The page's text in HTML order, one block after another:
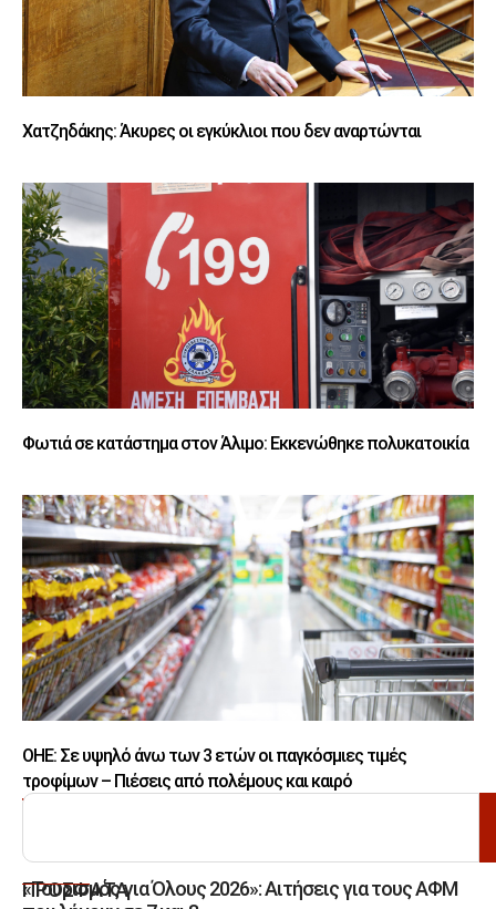
Χατζηδάκης: Άκυρες οι εγκύκλιοι που δεν αναρτώνται
Φωτιά σε κατάστημα στον Άλιμο: Εκκενώθηκε πολυκατοικία
ΟΗΕ: Σε υψηλό άνω των 3 ετών οι παγκόσμιες τιμές
τροφίμων – Πιέσεις από πολέμους και καιρό
ΑΝΑΖΗΤΗΣΗ
ΠΡΟΣΦΑΤΑ
«Τουρισμός για Όλους 2026»: Αιτήσεις για τους ΑΦΜ